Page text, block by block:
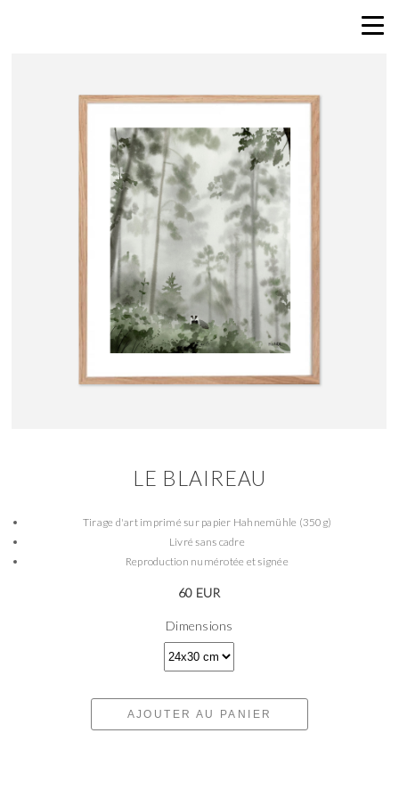
LE BLAIREAU
Tirage d'art imprimé sur papier Hahnemühle (350g)
Livré sans cadre
Reproduction numérotée et signée
60 EUR
Dimensions
AJOUTER AU PANIER